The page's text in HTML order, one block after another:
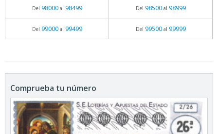
Del 98000al 98499 Del 98500al 98999
Del 99000al 99499 Del 99500al 99999
Comprueba tu número